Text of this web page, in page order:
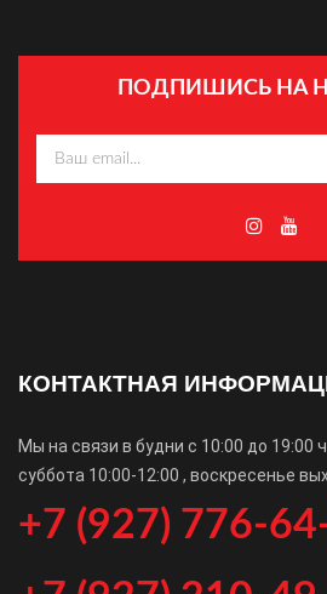
ПОДПИШИСЬ НА
КОНТАКТНАЯ
Мы на связи в будни с 10:00 до 19:00
суббота 10:00-12:00 , воскресенье
+7 (927) 776-